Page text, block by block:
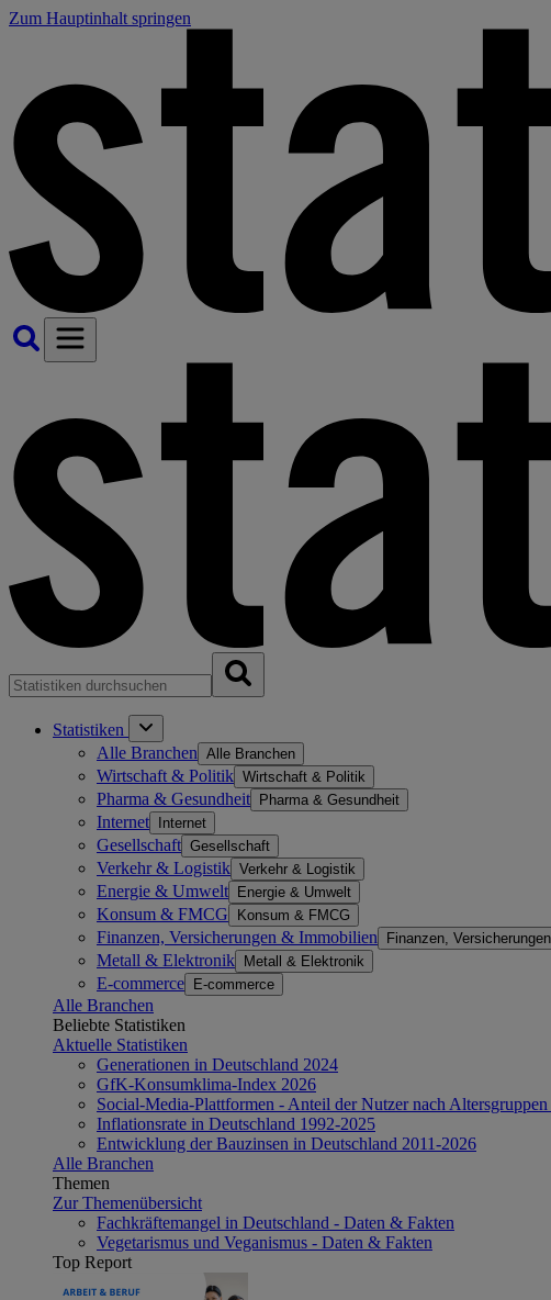
Zum Hauptinhalt springen
Statistiken
Alle Branchen Alle Branchen
Wirtschaft & Politik Wirtschaft & Politik
Pharma & Gesundheit Pharma & Gesundheit
Internet Internet
Gesellschaft Gesellschaft
Verkehr & Logistik Verkehr & Logistik
Energie & Umwelt Energie & Umwelt
Konsum & FMCG Konsum & FMCG
Finanzen, Versicherungen & Immobilien Finanzen,
Metall & Elektronik Metall & Elektronik
E-commerce E-commerce
Alle Branchen
Beliebte Statistiken
Aktuelle Statistiken
Generationen in Deutschland 2024
GfK-Konsumklima-Index 2026
Social-Media-Plattformen - Anteil der Nutzer nach
Inflationsrate in Deutschland 1992-2025
Entwicklung der Bauzinsen in Deutschland 2011-2026
Alle Branchen
Themen
Zur Themenübersicht
Fachkräftemangel in Deutschland - Daten & Fakten
Vegetarismus und Veganismus - Daten & Fakten
Top Report